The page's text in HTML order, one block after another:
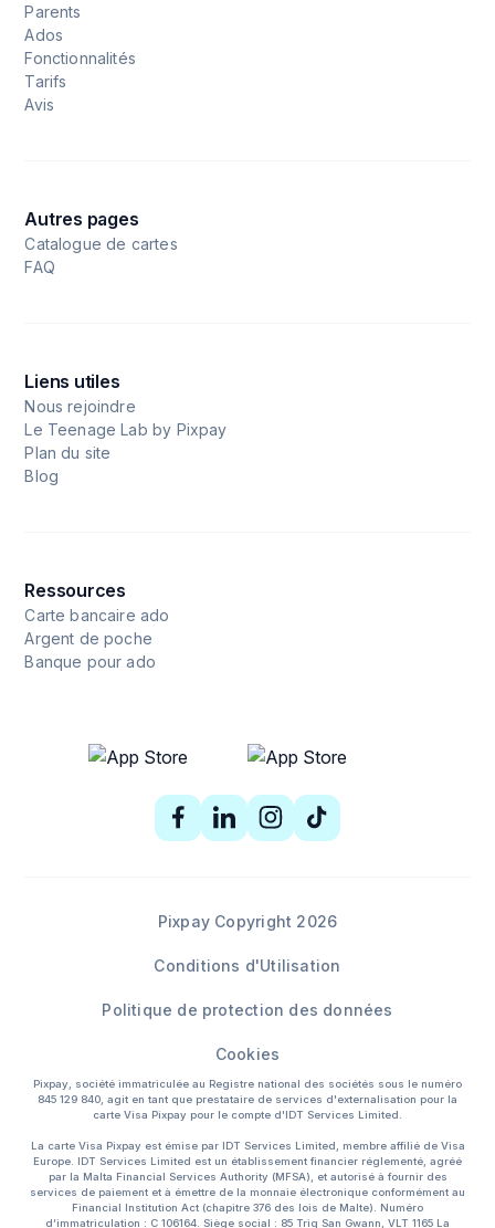
Parents
Ados
Fonctionnalités
Tarifs
Avis
Autres pages
Catalogue de cartes
FAQ
Liens utiles
Nous rejoindre
Le Teenage Lab by Pixpay
Plan du site
Blog
Ressources
Carte bancaire ado
Argent de poche
Banque pour ado
Pixpay Copyright 2026
Conditions d'Utilisation
Politique de protection des données
Cookies
Pixpay, société immatriculée au Registre national des sociétés sous le numéro
845 129 840, agit en tant que prestataire de services d'externalisation pour la
carte Visa Pixpay pour le compte d'IDT Services Limited.
La carte Visa Pixpay est émise par IDT Services Limited, membre affilié de Visa
Europe. IDT Services Limited est un établissement financier réglementé, agréé
par la Malta Financial Services Authority (MFSA), et autorisé à fournir des
services de paiement et à émettre de la monnaie électronique conformément au
Financial Institution Act (chapitre 376 des lois de Malte). Numéro
d’immatriculation : C 106164. Siège social : 85 Triq San Gwann, VLT 1165 La